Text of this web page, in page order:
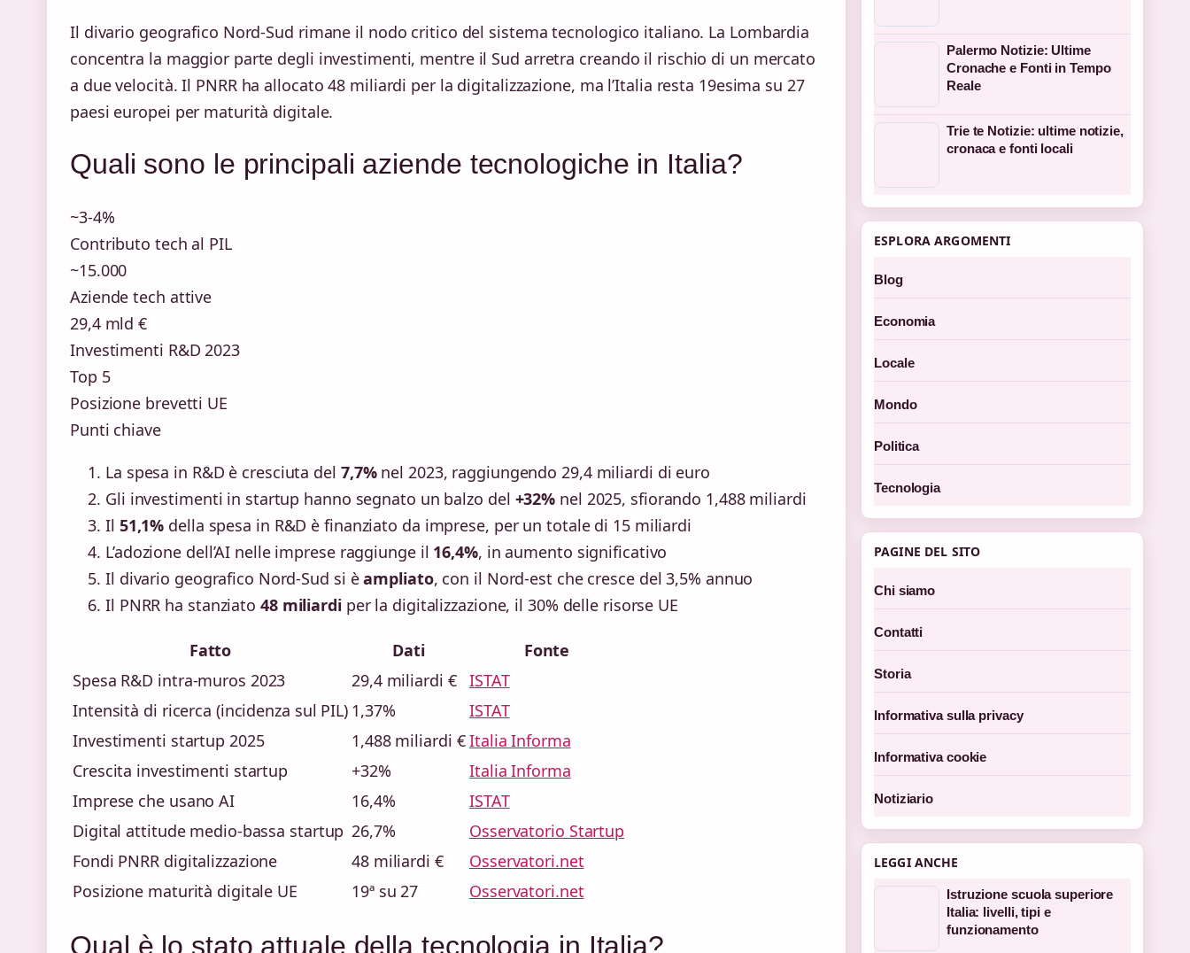
Il divario geografico Nord-Sud rimane il nodo critico del sistema tecnologico italiano. La Lombardia
concentra la maggior parte degli investimenti, mentre il Sud arretra creando il rischio di un mercato
a due velocità. Il PNRR ha allocato 48 miliardi per la digitalizzazione, ma l’Italia resta 19esima su 27
paesi europei per maturità digitale.
Quali sono le principali aziende tecnologiche in Italia?
~3-4%
Contributo tech al PIL
~15.000
Aziende tech attive
29,4 mld €
Investimenti R&D 2023
Top 5
Posizione brevetti UE
Punti chiave
La spesa in R&D è cresciuta del 7,7%nel 2023, raggiungendo 29,4 miliardi di euro
Gli investimenti in startup hanno segnato un balzo del +32% nel 2025, sfiorando 1,488 miliardi
Il 51,1% della spesa in R&D è finanziato da imprese, per un totale di 15 miliardi
L’adozione dell’AI nelle imprese raggiunge il 16,4%, in aumento significativo
Il divario geografico Nord-Sud si èampliato, con il Nord-est che cresce del 3,5% annuo
Il PNRR ha stanziato 48 miliardiper la digitalizzazione, il 30% delle risorse UE
Fatto Dati
Fonte
Spesa R&D intra-muros 2023
29,4 miliardi €
ISTAT
Intensità di ricerca (incidenza sul PIL) 1,37%
ISTAT
Investimenti startup 2025
1,488 miliardi €Italia Informa
Crescita investimenti startup
+32%
Italia Informa
Imprese che usano AI
16,4%
ISTAT
Digital attitude medio-bassa startup 26,7%
Osservatorio Startup
Fondi PNRR digitalizzazione
48 miliardi €
Osservatori.net
Posizione maturità digitale UE
19ª su 27 Osservatori.net
Qual è lo stato attuale della tecnologia in Italia?
Palermo Notizie: Ultime
Cronache e Fonti in Tempo
Reale
Trie te Notizie: ultime notizie,
cronaca e fonti locali
ESPLORA ARGOMENTI
Blog
Economia
Locale
Mondo
Politica
Tecnologia
PAGINE DEL SITO
Chi siamo
Contatti
Storia
Informativa sulla privacy
Informativa cookie
Notiziario
LEGGI ANCHE
Istruzione scuola superiore
Italia: livelli, tipi e
funzionamento